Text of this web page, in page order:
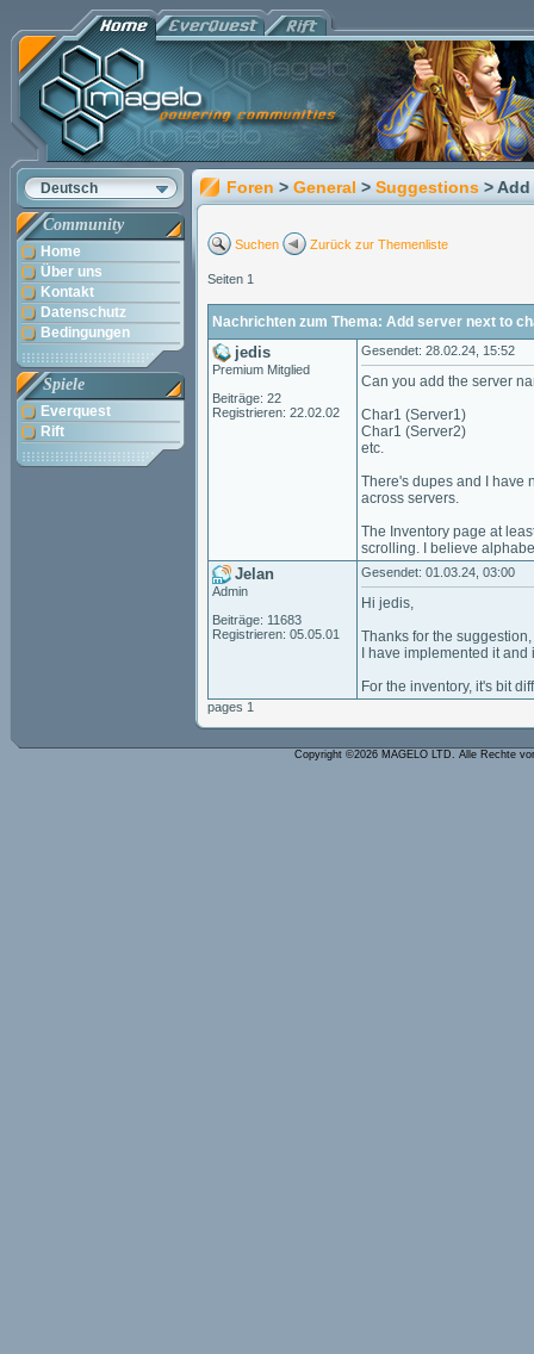
Deutsch
Community
Home
Über uns
Kontakt
Datenschutz
Bedingungen
Spiele
Everquest
Rift
Foren > General > Suggestions >
Suchen Zurück zur Themenliste
Seiten 1
Nachrichten zum Thema: Add server next to
jedis
Premium Mitglied
Beiträge: 22
Registrieren: 22.02.02
Gesendet: 28.02.24, 15:52
Can you add the server
Char1 (Server1)
Char1 (Server2)
etc.
There's dupes and I have
across servers.
The Inventory page at
scrolling. I believe
Jelan
Admin
Beiträge: 11683
Registrieren: 05.05.01
Gesendet: 01.03.24, 03:00
Hi jedis,
Thanks for the
I have implemented it
For the inventory, it's bit
pages 1
Copyright ©2026 MAGELO LTD. Alle Rechte